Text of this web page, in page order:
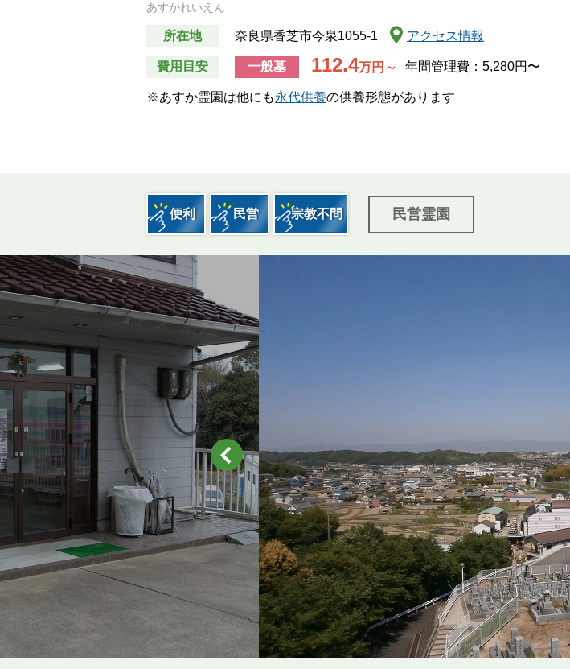
お墓費用の中身解説
墓じまい 中国・四国
九州・沖縄
あすかれいえん
所在地 奈良県香芝市今泉1055-1 アクセス情報
費用目安 一般墓 112.4万円～ 年間管理費：5,280円〜
※あすか霊園は他にも永代供養の供養形態があります
便利 民営 宗教不問 民営霊園